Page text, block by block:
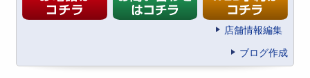
店舗情報編集
ブログ作成